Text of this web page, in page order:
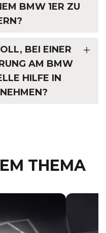
BMW 1ER ZU
BEI EINER
AM BMW
HILFE IN
THEMA